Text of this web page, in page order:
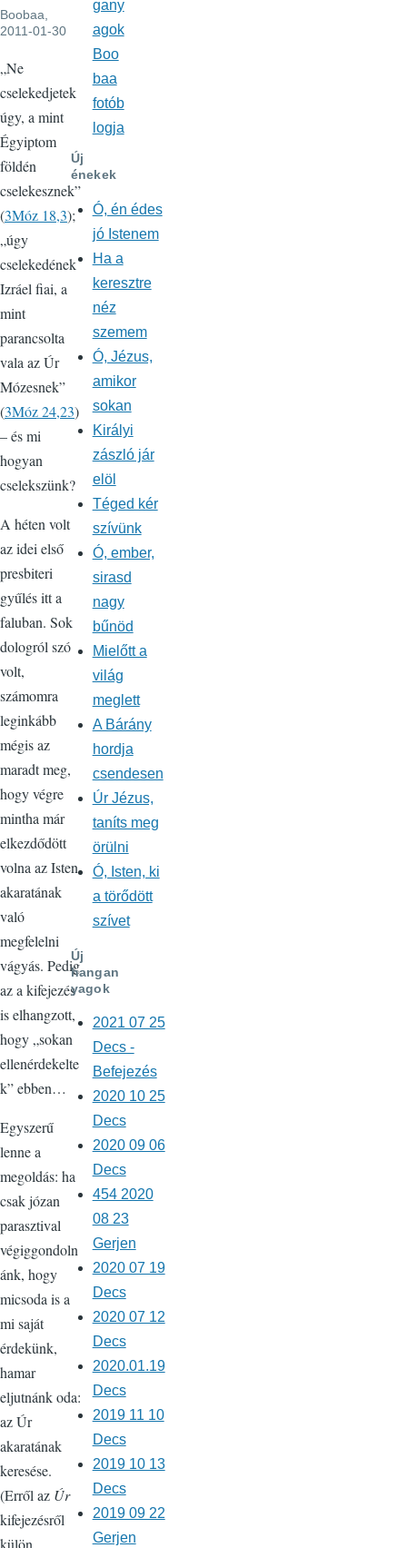
Boobaa,
2011-01-30
„Ne
cselekedjetek
úgy, a mint
Égyiptom
földén
cselekesznek”
(3Móz 18,3);
„úgy
cselekedének
Izráel fiai, a
mint
parancsolta
vala az Úr
Mózesnek”
(3Móz 24,23)
– és mi
hogyan
cselekszünk?
A héten volt
az idei első
presbiteri
gyűlés itt a
faluban. Sok
dologról szó
volt,
számomra
leginkább
mégis az
maradt meg,
hogy végre
mintha már
elkezdődött
volna az Isten
akaratának
való
megfelelni
vágyás. Pedig
az a kifejezés
is elhangzott,
hogy „sokan
ellenérdekelte
k” ebben…
Egyszerű
lenne a
megoldás: ha
csak józan
parasztival
végiggondoln
ánk, hogy
micsoda is a
mi saját
érdekünk,
hamar
eljutnánk oda:
az Úr
akaratának
keresése.
(Erről az Úr
kifejezésről
gany
agok
Boo
baa
fotób
logja
Új
énekek
Ó, én édes
jó Istenem
Ha a
keresztre
néz
szemem
Ó, Jézus,
amikor
sokan
Királyi
zászló jár
elöl
Téged kér
szívünk
Ó, ember,
sirasd
nagy
bűnöd
Mielőtt a
világ
meglett
A Bárány
hordja
csendesen
Úr Jézus,
taníts meg
örülni
Ó, Isten, ki
a törődött
szívet
Új
hangan
yagok
2021 07 25
Decs -
Befejezés
2020 10 25
Decs
2020 09 06
Decs
454 2020
08 23
Gerjen
2020 07 19
Decs
2020 07 12
Decs
2020.01.19
Decs
2019 11 10
Decs
2019 10 13
Decs
2019 09 22
Gerjen